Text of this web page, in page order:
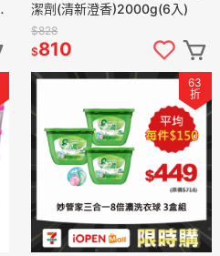
潔劑(清新澄香)2000g(6入)
$828
$810
63
折